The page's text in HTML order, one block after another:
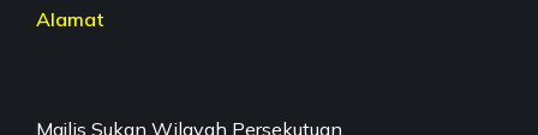
blank
Alamat
Majlis Sukan Wilayah Persekutuan